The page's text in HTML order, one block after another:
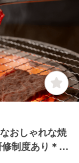
おしゃれな焼
制度あり＊平